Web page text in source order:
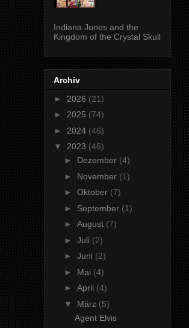
Indiana Jones and the
Kingdom of the Crystal Skull
Archiv
► 2026 (21)
► 2025 (74)
► 2024 (46)
▼ 2023 (46)
► Dezember (4)
► November (1)
► Oktober (7)
► September (1)
► August (7)
► Juli (2)
► Juni (2)
► Mai (4)
► April (4)
▼ März (5)
Agent Elvis